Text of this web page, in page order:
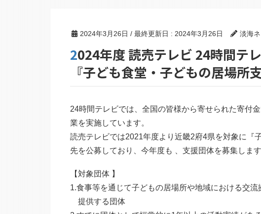
2024年3月26日 / 最終更新日 : 2024年3月26日 淡海
2024年度 読売テレビ 24時間テ
『子ども食堂・子どもの居場所
24時間テレビでは、全国の皆様から寄せられた寄付
業を実施しています。
読売テレビでは2021年度より近畿2府4県を対象に『
先を公募しており、今年度も 、支援団体を募集します
【対象団体 】
1.食事等を通じて子どもの居場所や地域における交
提供する団体